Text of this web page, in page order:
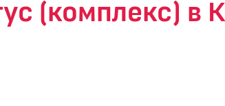
(комплекс) в